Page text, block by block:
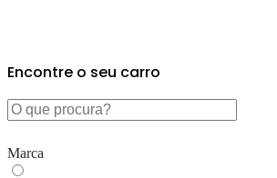
Encontre o seu carro
Marca